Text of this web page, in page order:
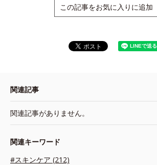
この記事をお気に入りに追加
関連記事
関連記事がありません。
関連キーワード
#スキンケア (212)